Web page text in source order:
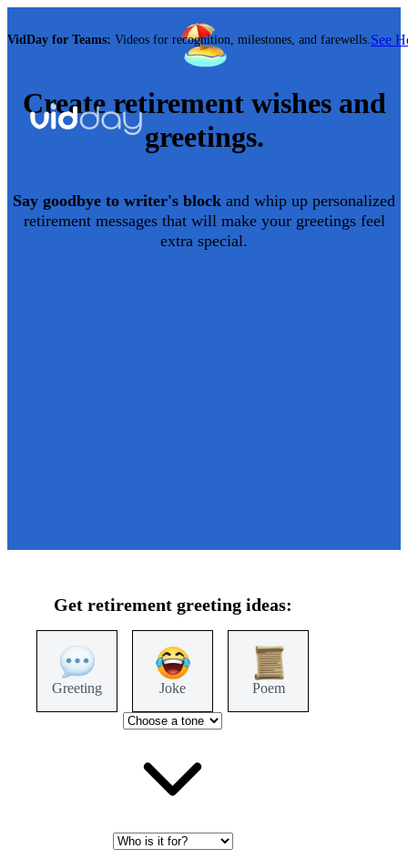
VidDay for Teams: Videos for recognition, milestones, and farewells.See
Createretirementwishes and
greetings.
Say goodbye to writer's block and whip up personalized
retirementmessages that will make your greetings feel
extra special.
Get retirementgreeting ideas:
Greeting Joke Poem